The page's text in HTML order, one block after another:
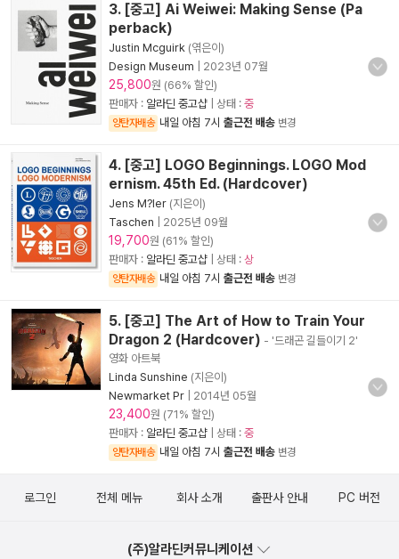
3. [중고] Ai Weiwei: Making Sense (Pa
perback)
Justin Mcguirk (엮은이)
Design Museum
2023년 07월
25,800원 (66% 할인)
판매자 : 알라딘 중고샵 | 상태 : 중
양탄자배송 내일 아침 7시 출근전 배송 변경
4. [중고] LOGO Beginnings. LOGO Mod
ernism. 45th Ed. (Hardcover)
Jens M?ler (지은이)
Taschen
2025년 09월
19,700원 (61% 할인)
판매자 : 알라딘 중고샵 | 상태 : 상
양탄자배송 내일 아침 7시 출근전 배송 변경
5. [중고] The Art of How to Train Your
Dragon 2 (Hardcover) - '드래곤 길들이기 2'
영화 아트북
Linda Sunshine (지은이)
Newmarket Pr
2014년 05월
23,400원 (71% 할인)
판매자 : 알라딘 중고샵 | 상태 : 중
양탄자배송 내일 아침 7시 출근전 배송 변경
로그인 전체 메뉴 회사 소개 출판사 안내 PC 버전
(주)알라딘커뮤니케이션